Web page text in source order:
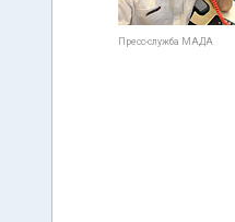
Пресс-служба МАДА